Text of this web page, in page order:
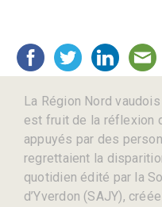
La Région Nord
est fruit de la réflexion
appuyés par des
regrettaient la
quotidien édité par la
d’Yverdon (SAJY),